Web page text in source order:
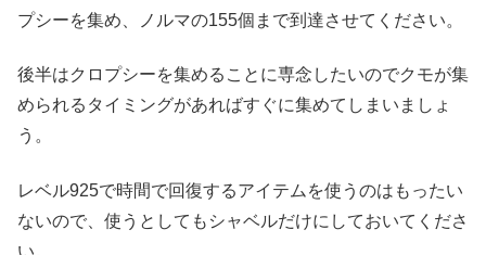
プシーを集め、ノルマの155個まで到達させてください。
後半はクロプシーを集めることに専念したいのでクモが集
められるタイミングがあればすぐに集めてしまいましょ
う。
レベル925で時間で回復するアイテムを使うのはもったい
ないので、使うとしてもシャベルだけにしておいてくださ
い。